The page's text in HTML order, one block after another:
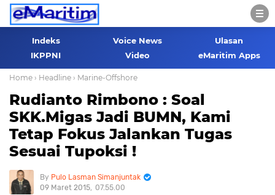
Indeks Voice News
Ulasan
IKPPNI
Video eMaritim Apps
Home › Headline › Marine-Offshore
Rudianto Rimbono : Soal
SKK.Migas Jadi BUMN, Kami
Tetap Fokus Jalankan Tugas
Sesuai Tupoksi !
Pulo Lasman Simanjuntak
09 Maret 2015 07.55.00